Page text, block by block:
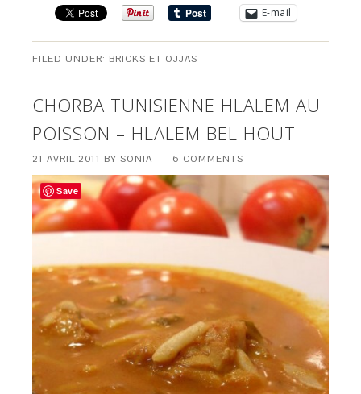
E-mail
FILED UNDER: BRICKS ET OJJAS
CHORBA TUNISIENNE HLALEM AU
POISSON – HLALEM BEL HOUT
21 AVRIL 2011 BYSONIA 6 COMMENTS
Save